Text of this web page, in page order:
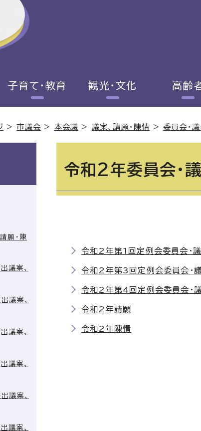
子育て・教育 観光・文化 高齢
>市議会 > 本会議 > 議案、請願・陳情 >委員会・
令和2年委員会・
令和2年第1回定例会委員会・
令和2年第3回定例会委員会・
令和2年第4回定例会委員会・
令和2年請願
令和2年陳情
願・陳
議案、
議案、
議案、
議案、
議案、
議案、